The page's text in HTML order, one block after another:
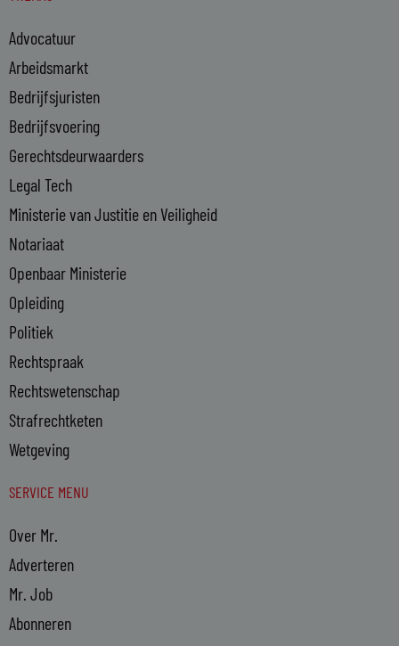
d
i
n
-
i
n
Advocatuur
Arbeidsmarkt
Bedrijfsjuristen
Bedrijfsvoering
Gerechtsdeurwaarders
Legal Tech
Ministerie van Justitie en Veiligheid
Notariaat
Openbaar Ministerie
Opleiding
Politiek
Rechtspraak
Rechtswetenschap
Strafrechtketen
Wetgeving
SERVICE MENU
Over Mr.
Adverteren
Mr. Job
Abonneren